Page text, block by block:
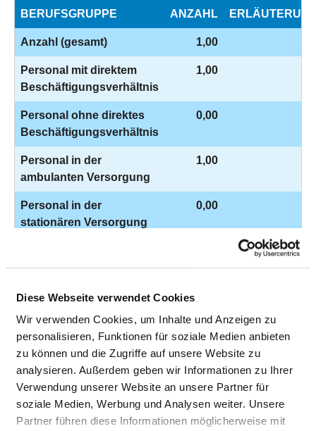
Diese Webseite verwendet Cookies
Wir verwenden Cookies, um Inhalte und Anzeigen zu
personalisieren, Funktionen für soziale Medien anbieten
zu können und die Zugriffe auf unsere Website zu
analysieren. Außerdem geben wir Informationen zu Ihrer
Verwendung unserer Website an unsere Partner für
soziale Medien, Werbung und Analysen weiter. Unsere
Partner führen diese Informationen möglicherweise mit
BERUFSGRUPPE ANZAHL
Anzahl (gesamt) 1,00
Personal mit direktem
Beschäftigungsverhältnis
1,00
Personal ohne direktes
Beschäftigungsverhältnis
0,00
Personal in der
ambulanten Versorgung
1,00
Personal in der
stationären Versorgung
0,00
HEILERZIEHUNGSPFLEGER UND
HEILERZIEHUNGSPFLEGERIN
PHYSIOTHERAPEUT UND
PHYSIOTHERAPEUTIN